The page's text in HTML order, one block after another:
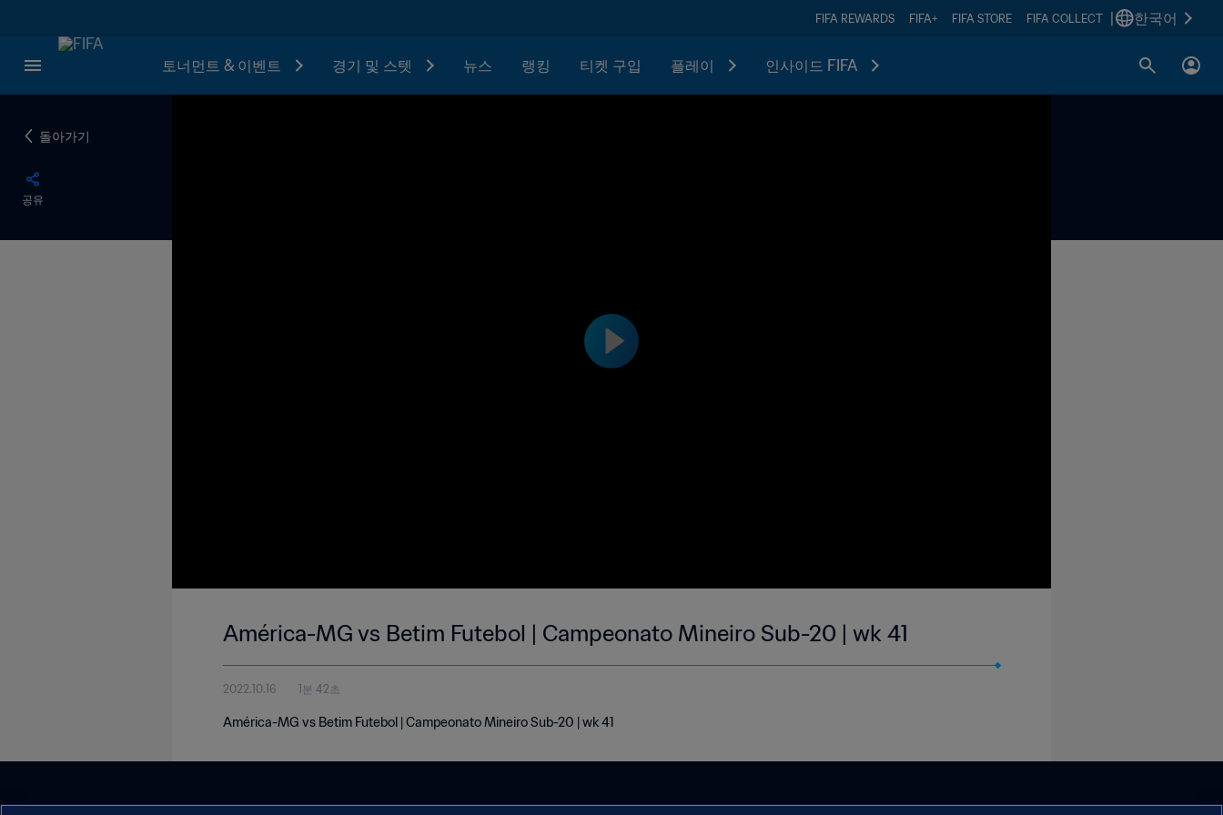
FIFA REWARDS FIFA+ FIFA STORE FIFA COLLECT 한국어
토너먼트 & 이벤트 경기 및 스텟 뉴스 랭킹 티켓 구입 플레이 인사이드 FIFA
돌아가기
공유
América-MG vs Betim Futebol | Campeonato Mineiro Sub-20 | wk 41
2022.10.16 1분 42초
América-MG vs Betim Futebol | Campeonato Mineiro Sub-20 | wk 41